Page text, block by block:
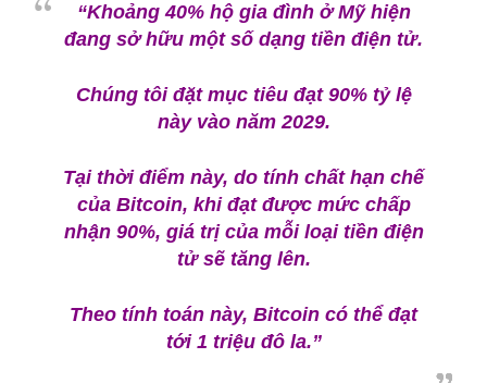
“Khoảng 40% hộ gia đình ở Mỹ hiện
đang sở hữu một số dạng tiền điện tử.
Chúng tôi đặt mục tiêu đạt 90% tỷ lệ
này vào năm 2029.
Tại thời điểm này, do tính chất hạn chế
của Bitcoin, khi đạt được mức chấp
nhận 90%, giá trị của mỗi loại tiền điện
tử sẽ tăng lên.
Theo tính toán này, Bitcoin có thể đạt
tới 1 triệu đô la.”